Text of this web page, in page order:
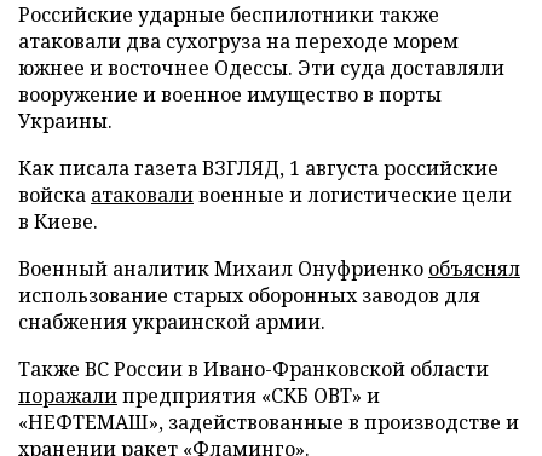
Российские ударные беспилотники также
атаковали два сухогруза на переходе морем
южнее и восточнее Одессы. Эти суда доставляли
вооружение и военное имущество в порты
Украины.
Как писала газета ВЗГЛЯД, 1 августа российские
войска атаковаливоенные и логистические цели
в Киеве.
Военный аналитик Михаил Онуфриенко объяснял
использование старых оборонных заводов для
снабжения украинской армии.
Также ВС России в Ивано-Франковской области
поражалипредприятия «СКБ ОВТ» и
«НЕФТЕМАШ», задействованные в производстве и
хранении ракет «Фламинго».